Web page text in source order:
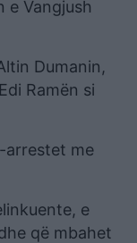
e Vangjush
Dumanin,
Ramën si
arrestet me
e
që mbahet